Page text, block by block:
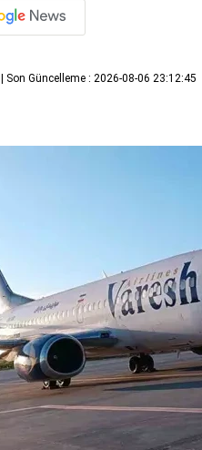
| Son Güncelleme : 2026-08-06 23:12:45